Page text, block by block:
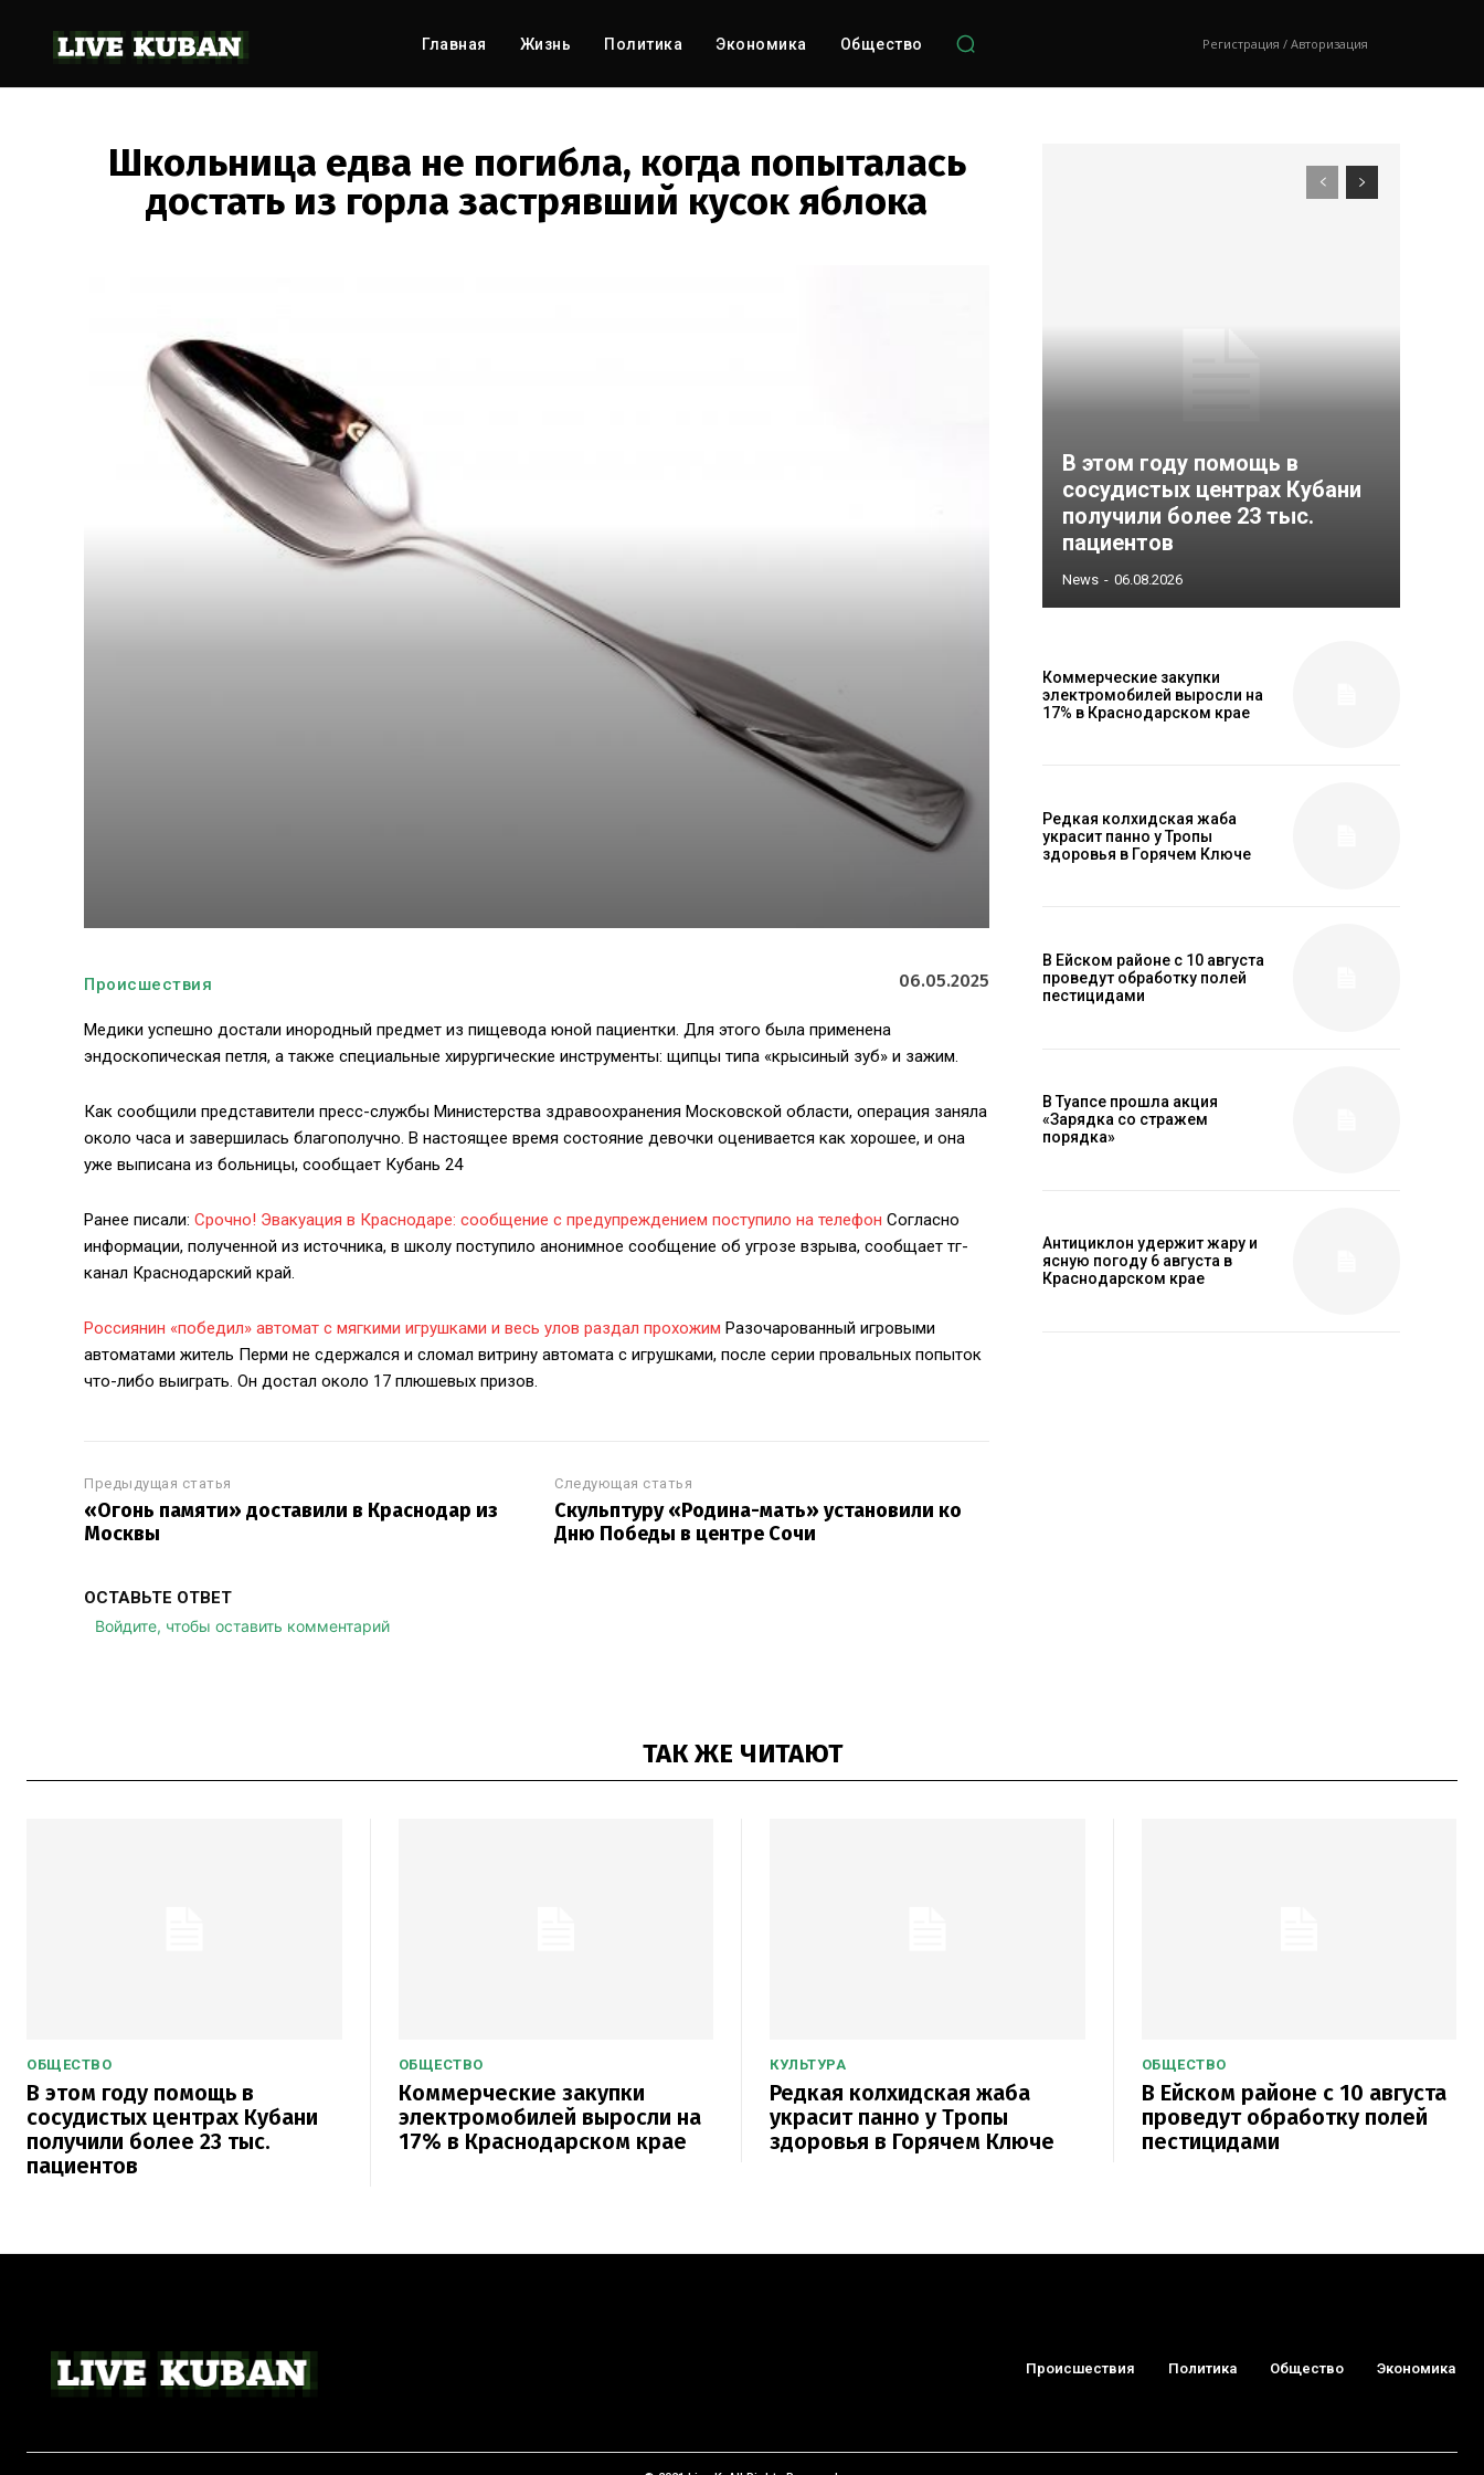
Главная Жизнь Политика Экономика Общество Регистрация / Авторизация
Школьница едва не погибла, когда попыталась
достать из горла застрявший кусок яблока
Происшествия 06.05.2025
Медики успешно достали инородный предмет из пищевода юной пациентки. Для этого была применена
эндоскопическая петля, а также специальные хирургические инструменты: щипцы типа «крысиный зуб» и зажим.
Как сообщили представители пресс-службы Министерства здравоохранения Московской области, операция заняла
около часа и завершилась благополучно. В настоящее время состояние девочки оценивается как хорошее, и она
уже выписана из больницы, сообщает Кубань 24
Ранее писали: Срочно! Эвакуация в Краснодаре: сообщение с предупреждением поступило на телефон Согласно
информации, полученной из источника, в школу поступило анонимное сообщение об угрозе взрыва, сообщает тг-
канал Краснодарский край.
Россиянин «победил» автомат с мягкими игрушками и весь улов раздал прохожим Разочарованный игровыми
автоматами житель Перми не сдержался и сломал витрину автомата с игрушками, после серии провальных попыток
что-либо выиграть. Он достал около 17 плюшевых призов.
Предыдущая статья
«Огонь памяти» доставили в Краснодар из
Москвы
Следующая статья
Скульптуру «Родина-мать» установили ко
Дню Победы в центре Сочи
ОСТАВЬТЕ ОТВЕТ
Войдите, чтобы оставить комментарий
В этом году помощь в
сосудистых центрах Кубани
получили более 23 тыс.
пациентов
News - 06.08.2026
Коммерческие закупки
электромобилей выросли на
17% в Краснодарском крае
Редкая колхидская жаба
украсит панно у Тропы
здоровья в Горячем Ключе
В Ейском районе с 10 августа
проведут обработку полей
пестицидами
В Туапсе прошла акция
«Зарядка со стражем
порядка»
Антициклон удержит жару и
ясную погоду 6 августа в
Краснодарском крае
ТАК ЖЕ ЧИТАЮТ
ОБЩЕСТВО
В этом году помощь в
сосудистых центрах Кубани
получили более 23 тыс.
пациентов
ОБЩЕСТВО
Коммерческие закупки
электромобилей выросли на
17% в Краснодарском крае
КУЛЬТУРА
Редкая колхидская жаба
украсит панно у Тропы
здоровья в Горячем Ключе
ОБЩЕСТВО
В Ейском районе с 10 августа
проведут обработку полей
пестицидами
Происшествия Политика Общество Экономика